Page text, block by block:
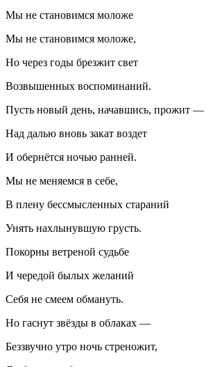
Мы не становимся моложе
Мы не становимся моложе,
Но через годы брезжит свет
Возвышенных воспоминаний.
Пусть новый день, начавшись, прожит —
Над далью вновь закат воздет
И обернётся ночью ранней.
Мы не меняемся в себе,
В плену бессмысленных стараний
Унять нахлынувшую грусть.
Покорны ветреной судьбе
И чередой былых желаний
Себя не смеем обмануть.
Но гаснут звёзды в облаках —
Беззвучно утро ночь стреножит,